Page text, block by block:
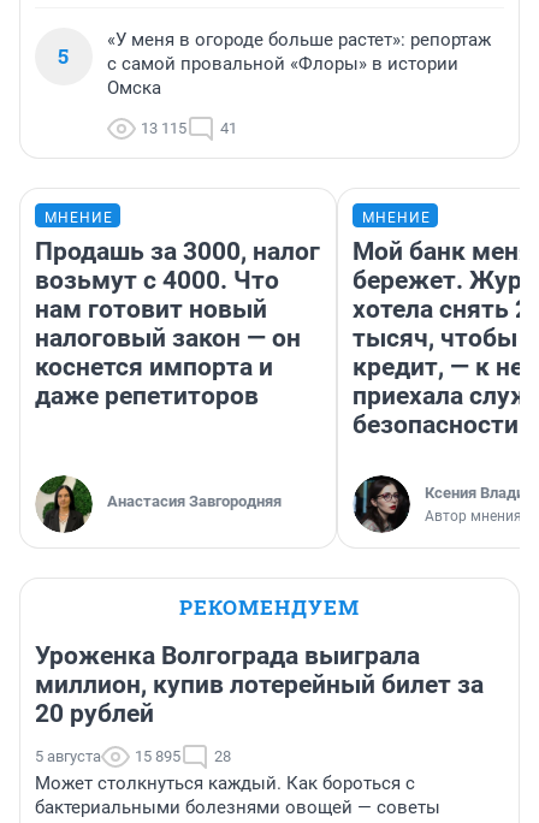
5
«У меня в огороде больше растет»: репортаж
с самой провальной «Флоры» в истории
Омска
13 115 41
МНЕНИЕ
Продашь за 3000, налог
возьмут с 4000. Что
нам готовит новый
налоговый закон — он
коснется импорта и
даже репетиторов
Анастасия Завгородняя
МНЕНИЕ
Мой банк меня
бережет.
хотела снять
тысяч, чтобы
кредит, — к
приехала
безопасности
Ксения
Автор мнения
РЕКОМЕНДУЕМ
Уроженка Волгограда выиграла
миллион, купив лотерейный билет за
20 рублей
5 августа 15 895 28
Может столкнуться каждый. Как бороться с
бактериальными болезнями овощей — советы